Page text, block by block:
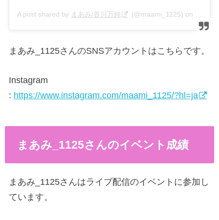
A post shared by まあみ/谷川万純 (@maami_1125) on
まあみ_1125さんのSNSアカウントはこちらです。
Instagram
: https://www.instagram.com/maami_1125/?hl=ja
まあみ_1125さんのイベント成績
まあみ_1125さんはライブ配信のイベントに参加し
ています。